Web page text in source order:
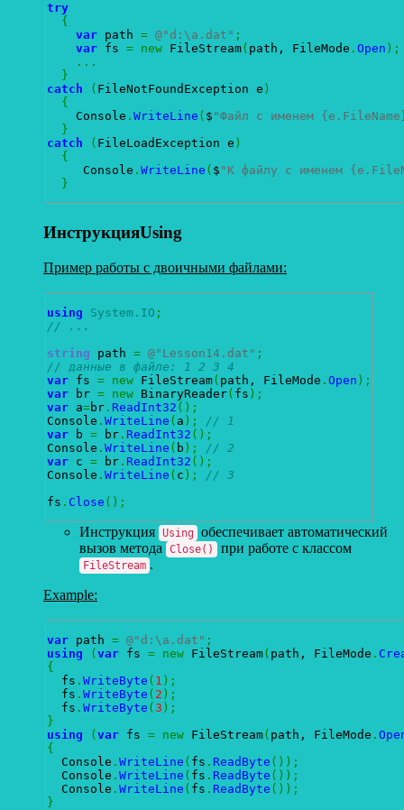
try
{
var path = @"d:\a.dat" ;
var fs = new FileStream( path, FileMode . Open ) ;
...
}
catch
( FileNotFoundException e )
{
    Console
. WriteLine ( $ "Файл с именем
}
catch
( FileLoadException e )
{
     Console
. WriteLine ( $ "К файлу с именем
}
ИнструкцияUsing
Пример работы с двоичными файлами:
using System.IO ;
// ...
string path = @"Lesson14.dat" ;
// данные в файле: 1 2 3 4
var fs = new FileStream( path, FileMode . Open ) ;
var br = new BinaryReader( fs ) ;
var a=br . ReadInt32 ( ) ;
Console . WriteLine ( a ) ;
// 1
var b = br . ReadInt32 ( ) ;
Console . WriteLine ( b ) ;
// 2
var c = br . ReadInt32 ( ) ;
Console . WriteLine ( c ) ;
// 3
fs . Close ( ) ;
Инструкция Using
обеспечивает автоматический
вызов метода
Close() при работе с классом
FileStream .
Example:
var path = @"d:\a.dat" ;
using
( var fs = new FileStream( path, FileMode .
{
  fs
. WriteByte ( 1 ) ;
  fs
. WriteByte ( 2 ) ;
  fs
. WriteByte ( 3 ) ;
}
using
( var fs = new FileStream( path, FileMode .
{
  Console
. WriteLine ( fs . ReadByte ( ) ) ;
  Console
. WriteLine ( fs . ReadByte ( ) ) ;
  Console
. WriteLine ( fs . ReadByte ( ) ) ;
}